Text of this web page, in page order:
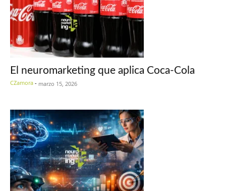
El neuromarketing que aplica Coca-Cola
CZamora - marzo 15, 2026